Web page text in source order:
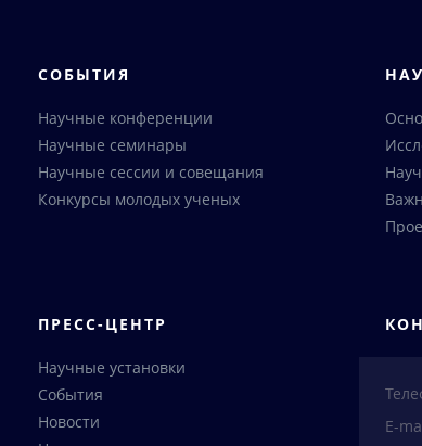
СОБЫТИЯ
Научные конференции
Научные семинары
Научные сессии и совещания
Конкурсы молодых ученых
ПРЕСС-ЦЕНТР
Научные установки
События
Новости
E-